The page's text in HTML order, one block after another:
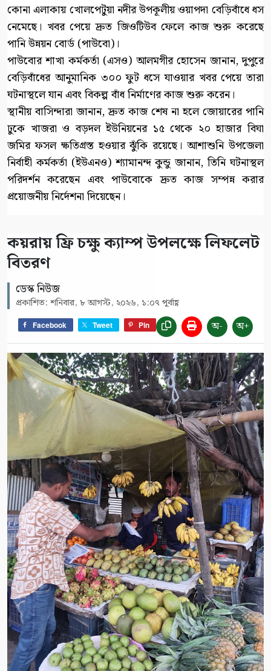
কোনা এলাকায় খোলপেটুয়া নদীর উপকূলীয় ওয়াপদা বেড়িবাঁধে ধস
নেমেছে। খবর পেয়ে দ্রুত জিওটিউব ফেলে কাজ শুরু করেছে
পানি উন্নয়ন বোর্ড (পাউবো)।
পাউবোর শাখা কর্মকর্তা (এসও) আলমগীর হোসেন জানান, দুপুরে
বেড়িবাঁধের আনুমানিক ৩০০ ফুট ধসে যাওয়ার খবর পেয়ে তারা
ঘটনাস্থলে যান এবং বিকল্প বাঁধ নির্মাণের কাজ শুরু করেন।
স্থানীয় বাসিন্দারা জানান, দ্রুত কাজ শেষ না হলে জোয়ারের পানি
ঢুকে খাজরা ও বড়দল ইউনিয়নের ১৫ থেকে ২০ হাজার বিঘা
জমির ফসল ক্ষতিগ্রস্ত হওয়ার ঝুঁকি রয়েছে। আশাশুনি উপজেলা
নির্বাহী কর্মকর্তা (ইউএনও) শ্যামানন্দ কুন্ডু জানান, তিনি ঘটনাস্থল
পরিদর্শন করেছেন এবং পাউবোকে দ্রুত কাজ সম্পন্ন করার
প্রয়োজনীয় নির্দেশনা দিয়েছেন।
কয়রায় ফ্রি চক্ষু ক্যাম্প উপলক্ষে লিফলেট
বিতরণ
ডেস্ক নিউজ
প্রকাশিত: শনিবার, ৮ আগস্ট, ২০২৬, ১:০৭ পূর্বাহ্ণ
Facebook Tweet Pin অ- অ+